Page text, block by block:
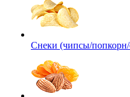
Снеки (чипсы/попкорн/